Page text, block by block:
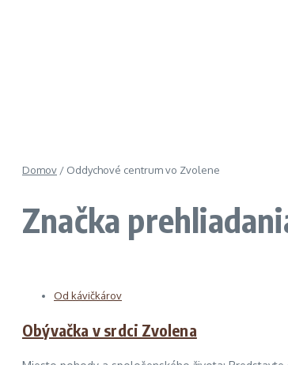
Domov / Oddychové centrum vo Zvolene
Značka
Od kávičkárov
Obývačka v srdci Zvolena